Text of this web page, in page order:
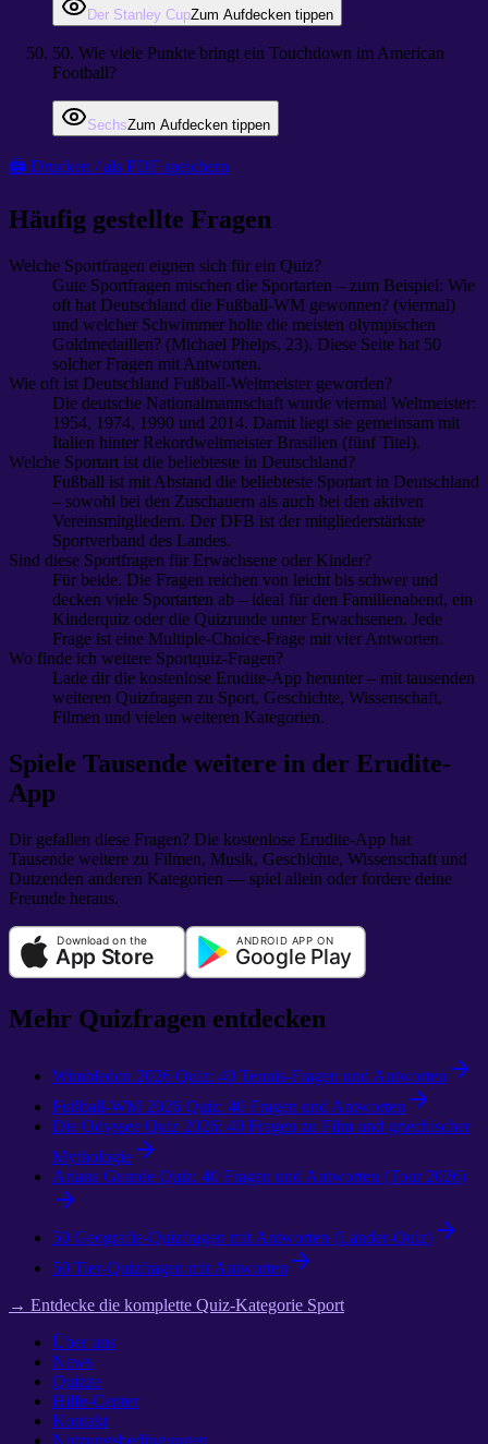
Der Stanley CupZum Aufdecken tippen
50. Wie viele Punkte bringt ein Touchdown im American
Football?
SechsZum Aufdecken tippen
🖨 Drucken / als PDF speichern
Häufig gestellte Fragen
Welche Sportfragen eignen sich für ein Quiz?
Gute Sportfragen mischen die Sportarten – zum Beispiel: Wie
oft hat Deutschland die Fußball-WM gewonnen? (viermal)
und welcher Schwimmer holte die meisten olympischen
Goldmedaillen? (Michael Phelps, 23). Diese Seite hat 50
solcher Fragen mit Antworten.
Wie oft ist Deutschland Fußball-Weltmeister geworden?
Die deutsche Nationalmannschaft wurde viermal Weltmeister:
1954, 1974, 1990 und 2014. Damit liegt sie gemeinsam mit
Italien hinter Rekordweltmeister Brasilien (fünf Titel).
Welche Sportart ist die beliebteste in Deutschland?
Fußball ist mit Abstand die beliebteste Sportart in Deutschland
– sowohl bei den Zuschauern als auch bei den aktiven
Vereinsmitgliedern. Der DFB ist der mitgliederstärkste
Sportverband des Landes.
Sind diese Sportfragen für Erwachsene oder Kinder?
Für beide. Die Fragen reichen von leicht bis schwer und
decken viele Sportarten ab – ideal für den Familienabend, ein
Kinderquiz oder die Quizrunde unter Erwachsenen. Jede
Frage ist eine Multiple-Choice-Frage mit vier Antworten.
Wo finde ich weitere Sportquiz-Fragen?
Lade dir die kostenlose Erudite-App herunter – mit tausenden
weiteren Quizfragen zu Sport, Geschichte, Wissenschaft,
Filmen und vielen weiteren Kategorien.
Spiele Tausende weitere in der Erudite-
App
Dir gefallen diese Fragen? Die kostenlose Erudite-App hat
Tausende weitere zu Filmen, Musik, Geschichte, Wissenschaft und
Dutzenden anderen Kategorien — spiel allein oder fordere deine
Freunde heraus.
Mehr Quizfragen entdecken
Wimbledon 2026 Quiz: 40 Tennis-Fragen und Antworten
Fußball-WM 2026 Quiz: 40 Fragen und Antworten
Die Odyssee Quiz 2026: 40 Fragen zu Film und griechischer
Mythologie
Ariana Grande Quiz: 40 Fragen und Antworten (Tour 2026)
50 Geografie-Quizfragen mit Antworten (Länder-Quiz)
50 Tier-Quizfragen mit Antworten
→ Entdecke die komplette Quiz-Kategorie Sport
Über uns
News
Quizze
Hilfe-Center
Kontakt
Nutzungsbedingungen